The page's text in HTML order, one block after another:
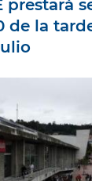
prestará
de la